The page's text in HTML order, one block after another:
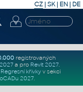
CZ | SK| EN | DE
registrovaných
a pro Revit 2027.
Regresní křivkyv sekci
2027.